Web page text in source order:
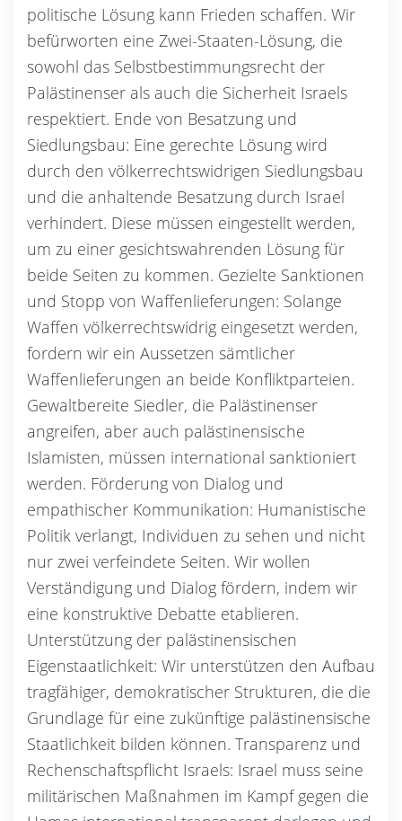
politische Lösung kann Frieden schaffen. Wir
befürworten eine Zwei-Staaten-Lösung, die
sowohl das Selbstbestimmungsrecht der
Palästinenser als auch die Sicherheit Israels
respektiert. Ende von Besatzung und
Siedlungsbau: Eine gerechte Lösung wird
durch den völkerrechtswidrigen Siedlungsbau
und die anhaltende Besatzung durch Israel
verhindert. Diese müssen eingestellt werden,
um zu einer gesichtswahrenden Lösung für
beide Seiten zu kommen. Gezielte Sanktionen
und Stopp von Waffenlieferungen: Solange
Waffen völkerrechtswidrig eingesetzt werden,
fordern wir ein Aussetzen sämtlicher
Waffenlieferungen an beide Konfliktparteien.
Gewaltbereite Siedler, die Palästinenser
angreifen, aber auch palästinensische
Islamisten, müssen international sanktioniert
werden. Förderung von Dialog und
empathischer Kommunikation: Humanistische
Politik verlangt, Individuen zu sehen und nicht
nur zwei verfeindete Seiten. Wir wollen
Verständigung und Dialog fördern, indem wir
eine konstruktive Debatte etablieren.
Unterstützung der palästinensischen
Eigenstaatlichkeit: Wir unterstützen den Aufbau
tragfähiger, demokratischer Strukturen, die die
Grundlage für eine zukünftige palästinensische
Staatlichkeit bilden können. Transparenz und
Rechenschaftspflicht Israels: Israel muss seine
militärischen Maßnahmen im Kampf gegen die